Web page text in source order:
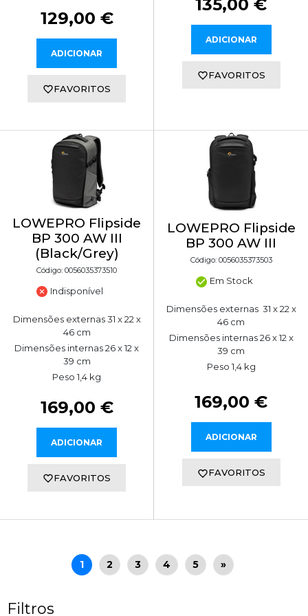
Filtros
129,00 €
ADICIONAR
FAVORITOS
135,00 €
ADICIONAR
FAVORITOS
LOWEPRO Flipside
BP 300 AW III
(Black/Grey)
Código: 0056035373510
Indisponível
Dimensões externas 31 x 22 x
46 cm
Dimensões internas 26 x 12 x
39 cm
Peso 1,4 kg
169,00 €
ADICIONAR
FAVORITOS
LOWEPRO Flipside
BP 300 AW III
Código: 0056035373503
Em Stock
Dimensões externas 31 x 22 x
46 cm
Dimensões internas 26 x 12 x
39 cm
Peso 1,4 kg
169,00 €
ADICIONAR
FAVORITOS
1 2 3 4 5 »